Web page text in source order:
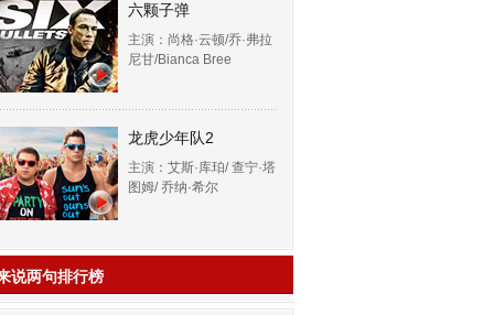
六颗子弹
主演：尚格·云顿/乔·弗拉
尼甘/Bianca Bree
龙虎少年队2
主演：艾斯·库珀/ 查宁·塔
图姆/ 乔纳·希尔
说两句排行榜